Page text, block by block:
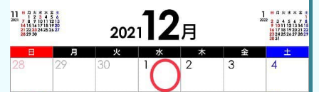
お問い合わせ